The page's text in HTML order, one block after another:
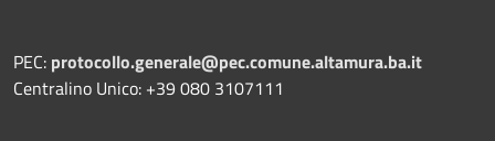
PEC: protocollo.generale@pec.comune.altamura.ba.it
Centralino Unico: +39 080 3107111